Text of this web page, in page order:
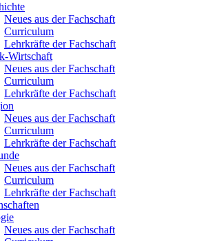
Neues aus der Fachschaft
Curriculum
Lehrkräfte der Fachschaft
Wirtschaft
Neues aus der Fachschaft
Curriculum
Lehrkräfte der Fachschaft
Neues aus der Fachschaft
Curriculum
Lehrkräfte der Fachschaft
Neues aus der Fachschaft
Curriculum
Lehrkräfte der Fachschaft
Neues aus der Fachschaft